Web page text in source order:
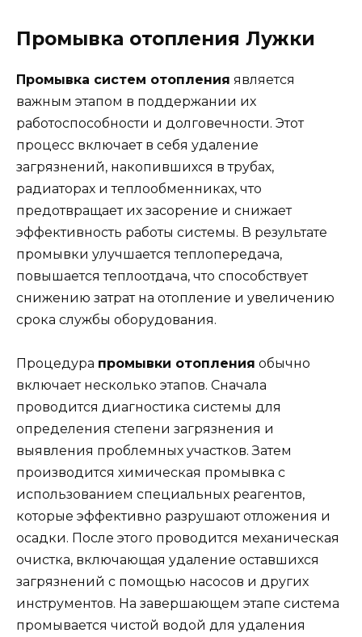
Промывка отопления Лужки
Промывка систем отопления является
важным этапом в поддержании их
работоспособности и долговечности. Этот
процесс включает в себя удаление
загрязнений, накопившихся в трубах,
радиаторах и теплообменниках, что
предотвращает их засорение и снижает
эффективность работы системы. В результате
промывки улучшается теплопередача,
повышается теплоотдача, что способствует
снижению затрат на отопление и увеличению
срока службы оборудования.
Процедура промывки отопления обычно
включает несколько этапов. Сначала
проводится диагностика системы для
определения степени загрязнения и
выявления проблемных участков. Затем
производится химическая промывка с
использованием специальных реагентов,
которые эффективно разрушают отложения и
осадки. После этого проводится механическая
очистка, включающая удаление оставшихся
загрязнений с помощью насосов и других
инструментов. На завершающем этапе система
промывается чистой водой для удаления